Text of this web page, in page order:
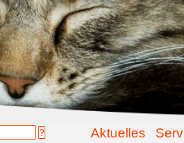
Aktuelles